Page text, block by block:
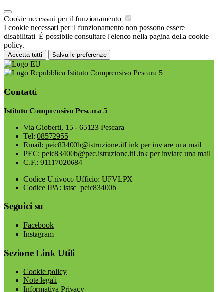
Cookie necessari per il funzionamento
I cookie necessari per il funzionamento non possono essere
disabilitati. È possibile consultare l'elenco nella pagina della cookie
policy.
Accetta tutti Salva le preferenze
Istituto Comprensivo Pescara 5
Contatti
Istituto Comprensivo Pescara 5
Via Gioberti, 15 - 65123 Pescara
Tel: 08572955
Email: peic83400b@istruzione.itLink per inviare una mail
PEC: peic83400b@pec.istruzione.itLink per inviare una mail
C.F.: 91117020684
Codice Univoco Ufficio: UFVLPX
Codice IPA: istsc_peic83400b
Seguici su
Facebook
Instagram
Sezione Link Utili
Cookie policy
Note legali
Informativa Privacy